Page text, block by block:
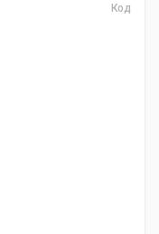
Код